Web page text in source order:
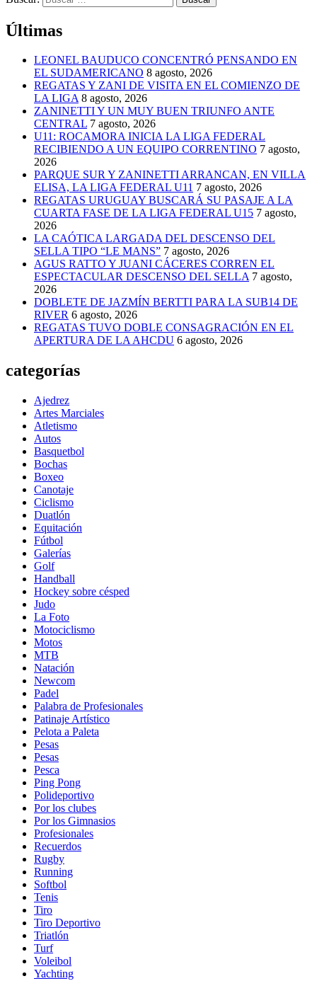
Últimas
LEONEL BAUDUCO CONCENTRÓ PENSANDO EN
EL SUDAMERICANO 8 agosto, 2026
REGATAS Y ZANI DE VISITA EN EL COMIENZO DE
LA LIGA 8 agosto, 2026
ZANINETTI Y UN MUY BUEN TRIUNFO ANTE
CENTRAL 7 agosto, 2026
U11: ROCAMORA INICIA LA LIGA FEDERAL
RECIBIENDO A UN EQUIPO CORRENTINO 7 agosto,
2026
PARQUE SUR Y ZANINETTI ARRANCAN, EN VILLA
ELISA, LA LIGA FEDERAL U11 7 agosto, 2026
REGATAS URUGUAY BUSCARÁ SU PASAJE A LA
CUARTA FASE DE LA LIGA FEDERAL U15 7 agosto,
2026
LA CAÓTICA LARGADA DEL DESCENSO DEL
SELLA TIPO “LE MANS” 7 agosto, 2026
AGUS RATTO Y JUANI CÁCERES CORREN EL
ESPECTACULAR DESCENSO DEL SELLA 7 agosto,
2026
DOBLETE DE JAZMÍN BERTTI PARA LA SUB14 DE
RIVER 6 agosto, 2026
REGATAS TUVO DOBLE CONSAGRACIÓN EN EL
APERTURA DE LA AHCDU 6 agosto, 2026
categorías
Ajedrez
Artes Marciales
Atletismo
Autos
Basquetbol
Bochas
Boxeo
Canotaje
Ciclismo
Duatlón
Equitación
Fútbol
Galerías
Golf
Handball
Hockey sobre césped
Judo
La Foto
Motociclismo
Motos
MTB
Natación
Newcom
Padel
Palabra de Profesionales
Patinaje Artístico
Pelota a Paleta
Pesas
Pesas
Pesca
Ping Pong
Polideportivo
Por los clubes
Por los Gimnasios
Profesionales
Recuerdos
Rugby
Running
Softbol
Tenis
Tiro
Tiro Deportivo
Triatlón
Turf
Voleibol
Yachting